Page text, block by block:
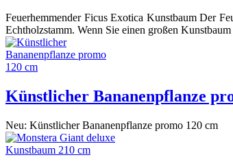
Feuerhemmender Ficus Exotica Kunstbaum Der
Echtholzstamm. Wenn Sie einen großen Kunstbaum
Künstlicher Bananenpflanze
Neu: Künstlicher Bananenpflanze promo 120 cm